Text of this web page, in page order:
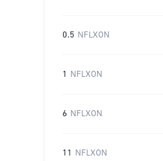
0.5 NFLXON
1 NFLXON
6 NFLXON
11 NFLXON